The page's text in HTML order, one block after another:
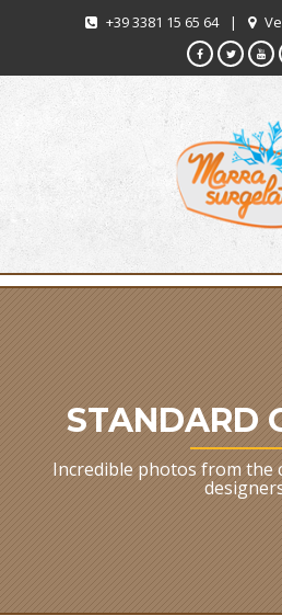
+39 3381 15 65 64 |
STANDARD
Incredible photos from the